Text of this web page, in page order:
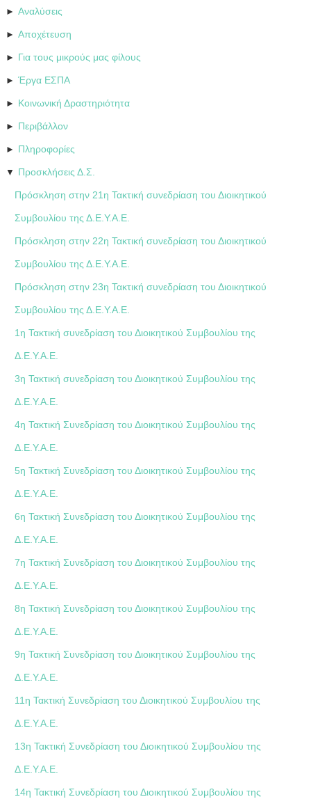
► Αναλύσεις
► Αποχέτευση
► Για τους μικρούς μας φίλους
► Έργα ΕΣΠΑ
► Κοινωνική Δραστηριότητα
► Περιβάλλον
► Πληροφορίες
▼ Προσκλήσεις Δ.Σ.
Πρόσκληση στην 21η Τακτική συνεδρίαση του Διοικητικού
Συμβουλίου της Δ.Ε.Υ.Α.Ε.
Πρόσκληση στην 22η Τακτική συνεδρίαση του Διοικητικού
Συμβουλίου της Δ.Ε.Υ.Α.Ε.
Πρόσκληση στην 23η Τακτική συνεδρίαση του Διοικητικού
Συμβουλίου της Δ.Ε.Υ.Α.Ε.
1η Τακτική συνεδρίαση του Διοικητικού Συμβουλίου της
Δ.Ε.Υ.Α.Ε.
3η Τακτική συνεδρίαση του Διοικητικού Συμβουλίου της
Δ.Ε.Υ.Α.Ε.
4η Τακτική Συνεδρίαση του Διοικητικού Συμβουλίου της
Δ.Ε.Υ.Α.Ε.
5η Τακτική Συνεδρίαση του Διοικητικού Συμβουλίου της
Δ.Ε.Υ.Α.Ε.
6η Τακτική Συνεδρίαση του Διοικητικού Συμβουλίου της
Δ.Ε.Υ.Α.Ε.
7η Τακτική Συνεδρίαση του Διοικητικού Συμβουλίου της
Δ.Ε.Υ.Α.Ε.
8η Τακτική Συνεδρίαση του Διοικητικού Συμβουλίου της
Δ.Ε.Υ.Α.Ε.
9η Τακτική Συνεδρίαση του Διοικητικού Συμβουλίου της
Δ.Ε.Υ.Α.Ε.
11η Τακτική Συνεδρίαση του Διοικητικού Συμβουλίου της
Δ.Ε.Υ.Α.Ε.
13η Τακτική Συνεδρίαση του Διοικητικού Συμβουλίου της
Δ.Ε.Υ.Α.Ε.
14η Τακτική Συνεδρίαση του Διοικητικού Συμβουλίου της